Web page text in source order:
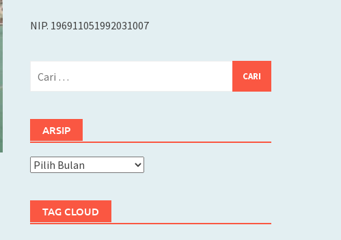
NIP. 196911051992031007
ARSIP
Arsip
TAG CLOUD